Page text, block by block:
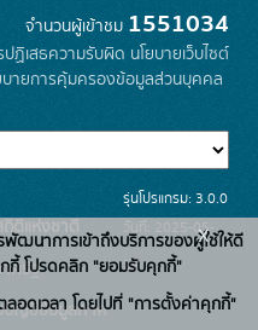
จำนวนผู้เข้าชม 1551034
ปฏิเสธความรับผิด นโยบายเว็บไซต์
บายการคุ้มครองข้อมูลส่วนบุคคล
ถิติแห่งชาติ
ครัฐ
บัญชีข้อมูลภาค
รุ่นโปรแกรม: 3.0.0
วันที่: 2025-05-
19
พัฒนาการเข้าถึงบริการของผู้ใช้ให้ดี
กี้ โปรดคลิก "ยอมรับคุกกี้"
ดเวลา โดยไปที่ "การตั้งค่าคุกกี้"
x